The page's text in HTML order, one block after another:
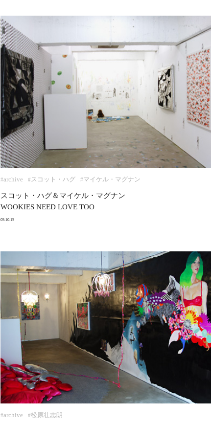
#archive #スコット・ハグ #マイケル・マグナン
スコット・ハグ＆マイケル・マグナン
WOOKIES NEED LOVE TOO
05.10.15
#archive #松原壮志朗